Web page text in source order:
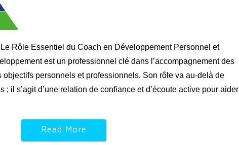
Rôle Essentiel du Coach en Développement Personnel et
est un professionnel clé dans l’accompagnement des
objectifs personnels et professionnels. Son rôle va au-delà de
il s’agit d’une relation de confiance et d’écoute active pour aider
Read More